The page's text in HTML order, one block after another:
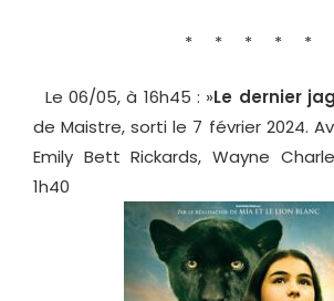
* * * * *
Le 06/05, à 16h45 : »Le dernier
de Maistre, sorti le 7 février 2024.
Emily Bett Rickards, Wayne
1h40